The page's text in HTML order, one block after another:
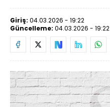
Giriş: 04.03.2026 - 19:22
Güncelleme: 04.03.2026 - 19:22